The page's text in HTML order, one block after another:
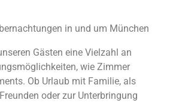
in und um München
Gästen eine Vielzahl an
wie Zimmer
Ob Urlaub mit Familie, als
oder zur Unterbringung